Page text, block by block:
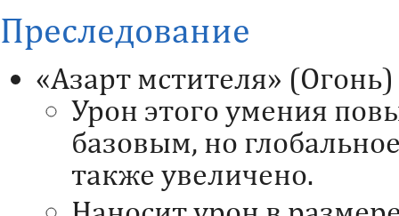
Преследование
«Азарт мстителя» (Огонь)
Урон этого умения
базовым, но
также увеличено.